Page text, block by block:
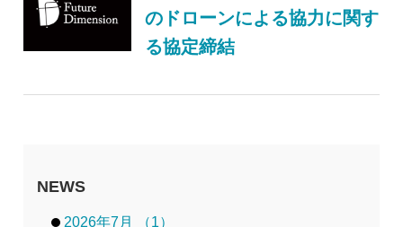
のドローンによる協力に関す
る協定締結
NEWS
2026年7月 （1）